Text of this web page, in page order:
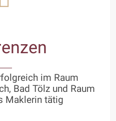
im Raum
Bad Tölz und Raum
Maklerin tätig